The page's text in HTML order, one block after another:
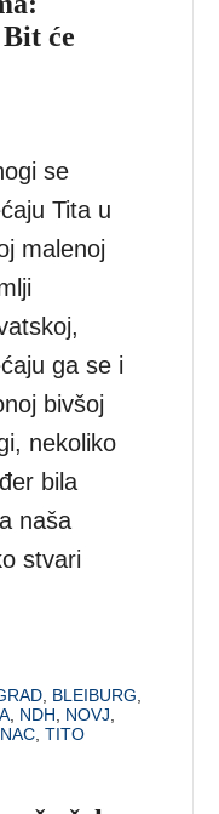
će
se
Tita u
malenoj
ga se i
bivšoj
nekoliko
bila
naša
stvari
BLEIBURG
NDH NOVJ
,TITO